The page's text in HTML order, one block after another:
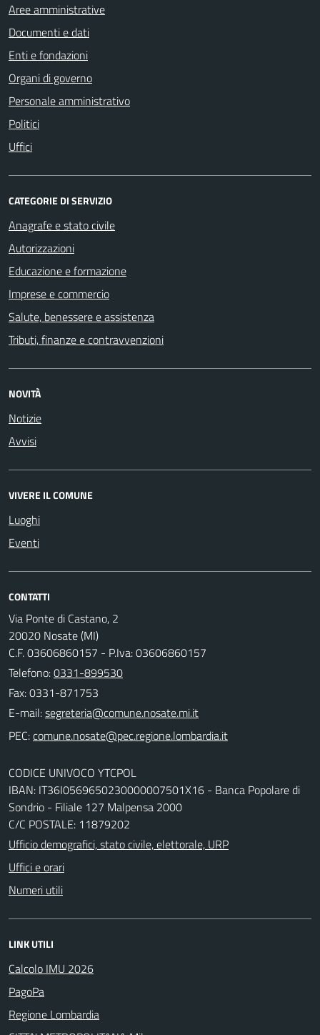
Aree amministrative
Documenti e dati
Enti e fondazioni
Organi di governo
Personale amministrativo
Politici
Uffici
CATEGORIE DI SERVIZIO
Anagrafe e stato civile
Autorizzazioni
Educazione e formazione
Imprese e commercio
Salute, benessere e assistenza
Tributi, finanze e contravvenzioni
NOVITÀ
Notizie
Avvisi
VIVERE IL COMUNE
Luoghi
Eventi
CONTATTI
Via Ponte di Castano, 2
20020 Nosate (MI)
C.F. 03606860157 - P.Iva: 03606860157
Telefono:0331-899530
Fax: 0331-871753
E-mail:
PEC:
CODICE UNIVOCO YTCPOL
IBAN: IT36I0569650230000007501X16 - Banca Popolare di
Sondrio - Filiale 127 Malpensa 2000
C/C POSTALE: 11879202
Ufficio demografici, stato civile, elettorale, URP
Uffici e orari
Numeri utili
LINK UTILI
Calcolo IMU 2026
PagoPa
Regione Lombardia